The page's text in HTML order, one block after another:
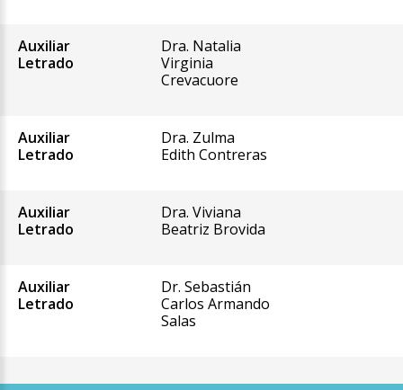
Auxiliar
Letrado
Dra. Natalia
Virginia
Crevacuore
Auxiliar
Letrado
Dra. Zulma
Edith Contreras
Auxiliar
Letrado
Dra. Viviana
Beatriz Brovida
Auxiliar
Letrado
Dr. Sebastián
Carlos Armando
Salas